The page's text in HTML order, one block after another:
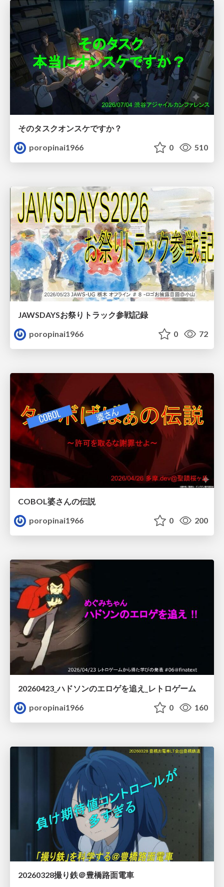
そのタスクオンスケですか？
poropinai1966
0 510
JAWSDAYSお祭りトラック参戦記録
poropinai1966
0 72
COBOL婆さんの伝説
poropinai1966
0 200
20260423_ハドソンのエロゲを追え_レトロゲーム
poropinai1966
0 160
20260328撮り鉄＠豊橋路面電車